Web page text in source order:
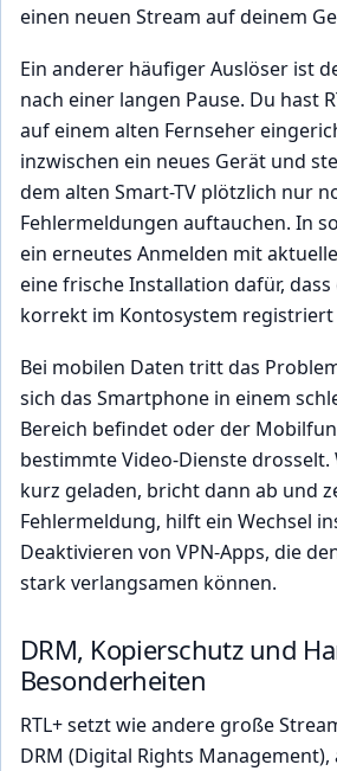
einen neuen Stream auf deinem
Ein anderer häufiger Auslöser ist
nach einer langen Pause. Du hast
auf einem alten Fernseher
inzwischen ein neues Gerät und
dem alten Smart-TV plötzlich nur
Fehlermeldungen auftauchen. In
ein erneutes Anmelden mit
eine frische Installation dafür,
korrekt im Kontosystem
Bei mobilen Daten tritt das
sich das Smartphone in einem
Bereich befindet oder der
bestimmte Video-Dienste drosselt.
kurz geladen, bricht dann ab und
Fehlermeldung, hilft ein Wechsel
Deaktivieren von VPN-Apps, die
stark verlangsamen können.
DRM, Kopierschutz und
Besonderheiten
RTL+ setzt wie andere große
DRM (Digital Rights Management),